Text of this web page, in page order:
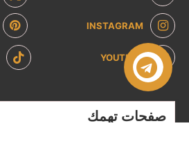
INSTAGRAM
YOUTUBE
صفحات تهمك